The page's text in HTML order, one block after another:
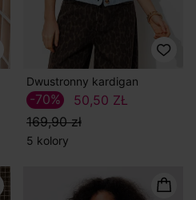
Dwustronny kardigan
50,50 ZŁ
169,90 zł
-70%
5 kolory